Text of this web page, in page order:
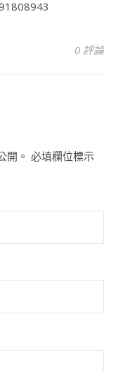
0 評論
開。 必填欄位標示